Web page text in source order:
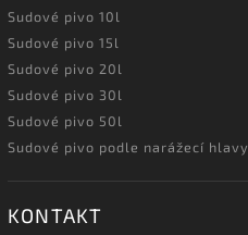
Sudové pivo 10l
Sudové pivo 15l
Sudové pivo 20l
Sudové pivo 30l
Sudové pivo 50l
Sudové pivo podle narážecí hlavy
KONTAKT